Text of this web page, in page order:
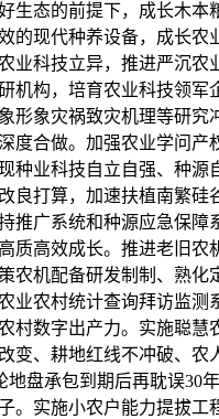
生态的前提下，成长木
的现代种养设备，成长
业科技立异，推进严沉
机构，培育农业科技领
形象灾祸致灾机理等研
度合做。加强农业学问
业科技自立自强、种
良打算，加速扶植南繁
推广系统和种源应急保
质高效成长。推进老旧
农机配备研发制制、熟
业农村统计查询拜访监
村数字出产力。实施聪
变、耕地红线不冲破、
盘承包到期后再耽误30
。实施小农户能力提拔